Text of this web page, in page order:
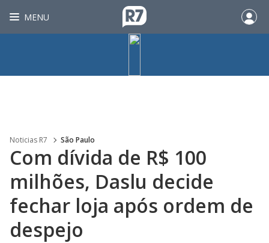
MENU
Noticias R7 São Paulo
Com dívida de R$ 100
milhões, Daslu decide
fechar loja após ordem de
despejo